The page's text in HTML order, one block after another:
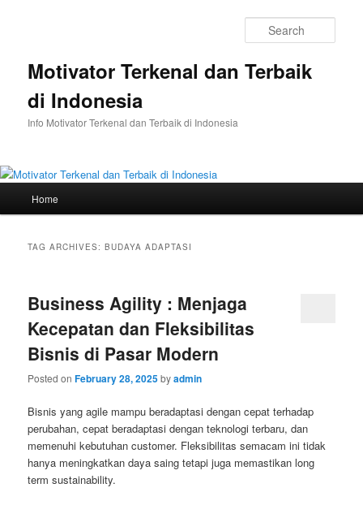
Motivator Terkenal dan Terbaik
di Indonesia
Info Motivator Terkenal dan Terbaik di Indonesia
Home
TAG ARCHIVES:BUDAYA ADAPTASI
Business Agility : Menjaga
Kecepatan dan Fleksibilitas
Bisnis di Pasar Modern
Posted onFebruary 28, 2025byadmin
Bisnis yang agile mampu beradaptasi dengan cepat terhadap
perubahan, cepat beradaptasi dengan teknologi terbaru, dan
memenuhi kebutuhan customer. Fleksibilitas semacam ini tidak
hanya meningkatkan daya saing tetapi juga memastikan long
term sustainability.